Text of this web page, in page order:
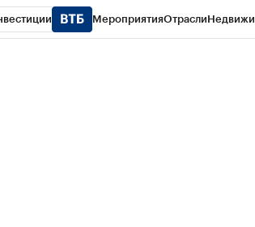
МероприятияОтрасли